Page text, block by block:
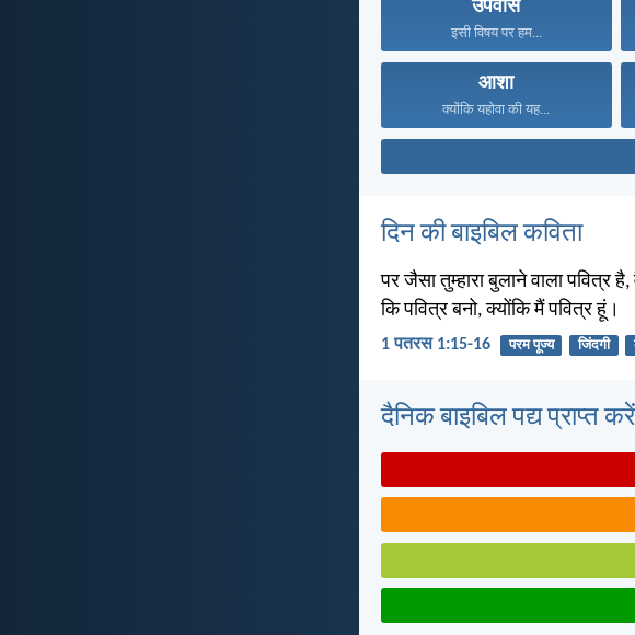
उपवास
इसी विषय पर हम...
आशा
क्योंकि यहोवा की यह...
दिन की बाइबिल कविता
पर जैसा तुम्हारा बुलाने वाला पवित्र
कि पवित्र बनो, क्योंकि मैं पवित्र हूं।
1 पतरस 1:15-16 परम पूज्य जिंदगी
दैनिक बाइबिल पद्य प्राप्त